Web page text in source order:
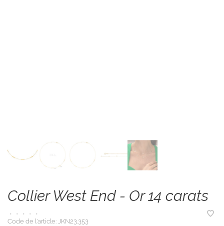
Collier West End - Or 14 carats
• • • •
•
Code de l'article: JKN23.353